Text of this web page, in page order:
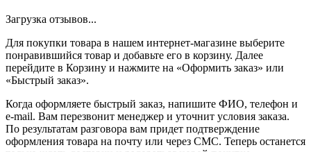
Загрузка отзывов...
Для покупки товара в нашем интернет-магазине выберите
понравившийся товар и добавьте его в корзину. Далее
перейдите в Корзину и нажмите на «Оформить заказ» или
«Быстрый заказ».
Когда оформляете быстрый заказ, напишите ФИО, телефон и
e-mail. Вам перезвонит менеджер и уточнит условия заказа.
По результатам разговора вам придет подтверждение
оформления товара на почту или через СМС. Теперь останется